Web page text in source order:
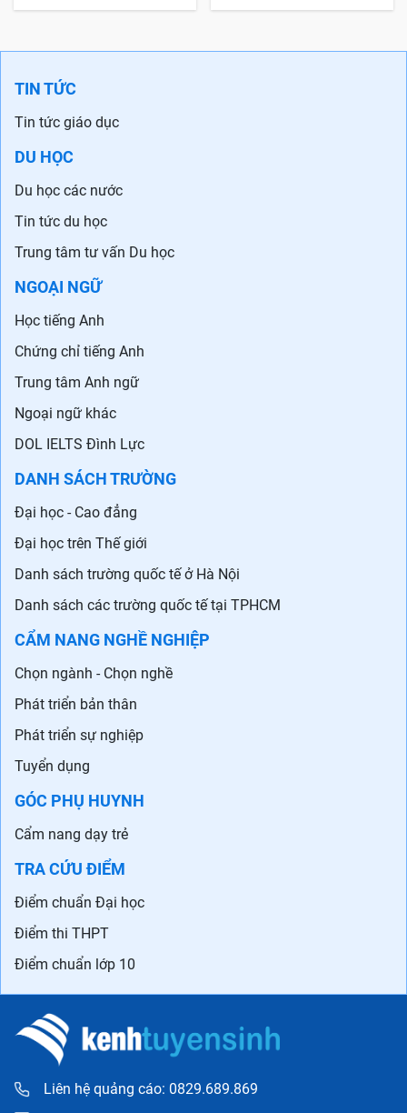
TIN TỨC
Tin tức giáo dục
DU HỌC
Du học các nước
Tin tức du học
Trung tâm tư vấn Du học
NGOẠI NGỮ
Học tiếng Anh
Chứng chỉ tiếng Anh
Trung tâm Anh ngữ
Ngoại ngữ khác
DOL IELTS Đình Lực
DANH SÁCH TRƯỜNG
Đại học - Cao đẳng
Đại học trên Thế giới
Danh sách trường quốc tế ở Hà Nội
Danh sách các trường quốc tế tại TPHCM
CẨM NANG NGHỀ NGHIỆP
Chọn ngành - Chọn nghề
Phát triển bản thân
Phát triển sự nghiệp
Tuyển dụng
GÓC PHỤ HUYNH
Cẩm nang dạy trẻ
TRA CỨU ĐIỂM
Điểm chuẩn Đại học
Điểm thi THPT
Điểm chuẩn lớp 10
Liên hệ quảng cáo: 0829.689.869